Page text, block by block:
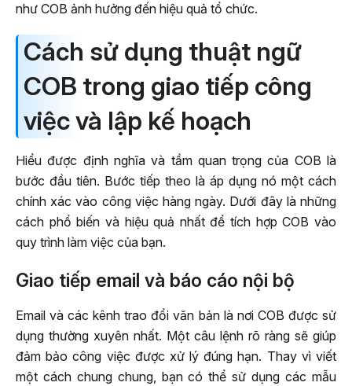
như COB ảnh hưởng đến hiệu quả tổ chức.
Cách sử dụng thuật ngữ
COB trong giao tiếp công
việc và lập kế hoạch
Hiểu được định nghĩa và tầm quan trọng của COB là
bước đầu tiên. Bước tiếp theo là áp dụng nó một cách
chính xác vào công việc hàng ngày. Dưới đây là những
cách phổ biến và hiệu quả nhất để tích hợp COB vào
quy trình làm việc của bạn.
Giao tiếp email và báo cáo nội bộ
Email và các kênh trao đổi văn bản là nơi COB được sử
dụng thường xuyên nhất. Một câu lệnh rõ ràng sẽ giúp
đảm bảo công việc được xử lý đúng hạn. Thay vì viết
một cách chung chung, bạn có thể sử dụng các mẫu